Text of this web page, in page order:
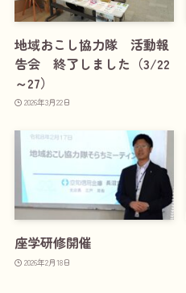
地域おこし協力隊 活動報
告会 終了しました（3/22
～27）
2026年3月22日
座学研修開催
2026年2月18日